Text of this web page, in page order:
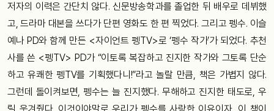
저자의 이력은 간단치 않다. 신문방송학과를 졸업한 뒤 배우로 데뷔했
고, 드라마 대본을 쓰다가 단편 영화도 한 편 찍었다. 그리고 펭수. 이슬
예나 PD와 함께 만든 <자이언트 펭TV>로 ‘펭수 작가’가 되었다. 추천
사를 쓴 <펭TV> PD가 “이토록 복잡하고 진지한 작가와 그토록 단순
하고 유쾌한 펭TV를 기획했다니!”라고 놀랄 만큼, 책은 가볍지 않다.
그런데 돌이켜보면, 펭수는 늘 진지했다. 무해하고 진지한 태도로, 우